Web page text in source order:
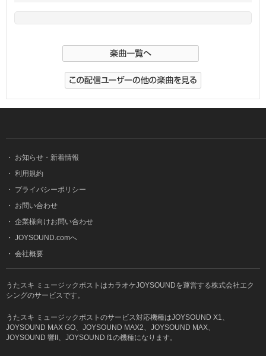
・
お知らせ・新着情報
・ 利用規約
・
プライバシーポリシー
・
お問い合わせ
・ 企業様向けお問い合わせ
・ JOYSOUND.comへ
・ 会社概要
うたスキ ミュージックポストはカラオケJOYSOUNDを運営する株式会社エク
シングのサービスです。
うたスキ ミュージックポストのサービス対応機種はJOYSOUND X1、
JOYSOUND MAX GO、JOYSOUND MAX2、JOYSOUND MAX、
JOYSOUND 響II、JOYSOUND f1の機種になります。